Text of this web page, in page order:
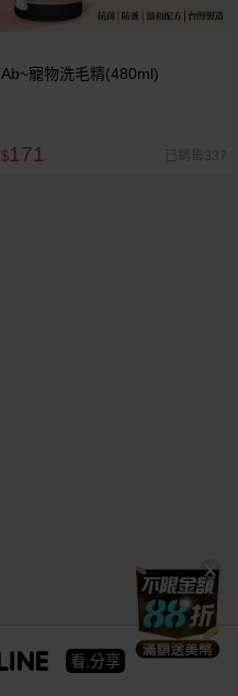
Ab~寵物洗毛精(480ml)
$171 已銷售337
看,分享